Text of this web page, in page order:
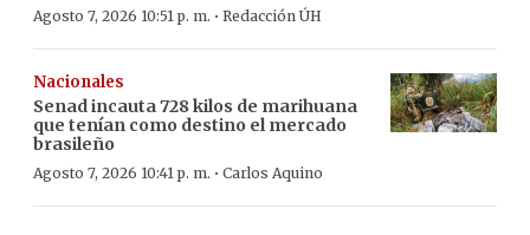
Agosto 7, 2026 10:51 p. m. · Redacción ÚH
Nacionales
Senad incauta 728 kilos de marihuana
que tenían como destino el mercado
brasileño
Agosto 7, 2026 10:41 p. m. · Carlos Aquino